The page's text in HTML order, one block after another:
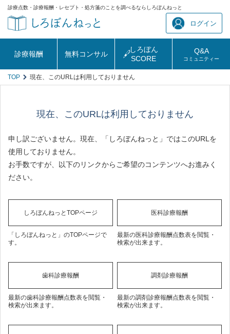
診療点数・診療報酬・レセプト・処方箋のことを調べるならしろぼんねっと
ログイン
診療報酬 無料コンサル
しろぼん
SCORE
Q&A
コミュニティー
TOP 現在、このURLは利用しておりません
現在、このURLは利用しておりません
申し訳ございません。現在、「しろぼんねっと」ではこのURLを
使用しておりません。
お手数ですが、以下のリンクからご希望のコンテンツへお進みく
ださい。
しろぼんねっとTOPページ
「しろぼんねっと」のTOPページで
す。
医科診療報酬
最新の医科診療報酬点数表を閲覧・
検索が出来ます。
歯科診療報酬
最新の歯科診療報酬点数表を閲覧・
検索が出来ます。
調剤診療報酬
最新の調剤診療報酬点数表を閲覧・
検索が出来ます。